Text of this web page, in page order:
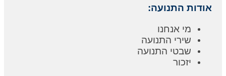
אודות התנועה:
מי אנחנו
שירי התנועה
שבטי התנועה
יזכור